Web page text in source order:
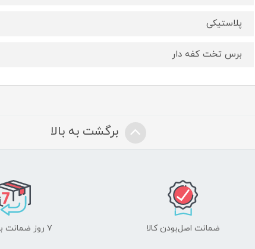
پلاستیکی
برس تخت کفه دار
برگشت به بالا
ضمانت اصل‌بودن کالا ۷ روز ضمانت بازگشت